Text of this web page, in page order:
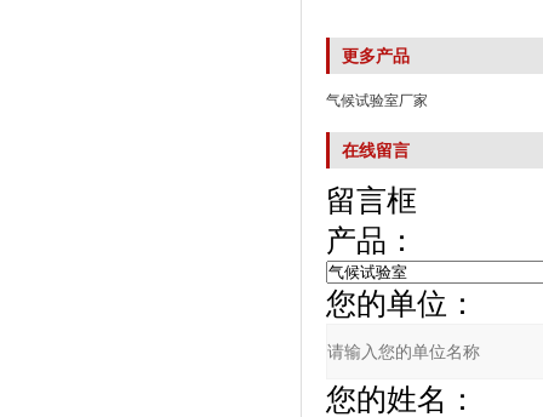
更多产品
气候试验室厂家
在线留言
留言框
产品：
您的单位：
您的姓名：